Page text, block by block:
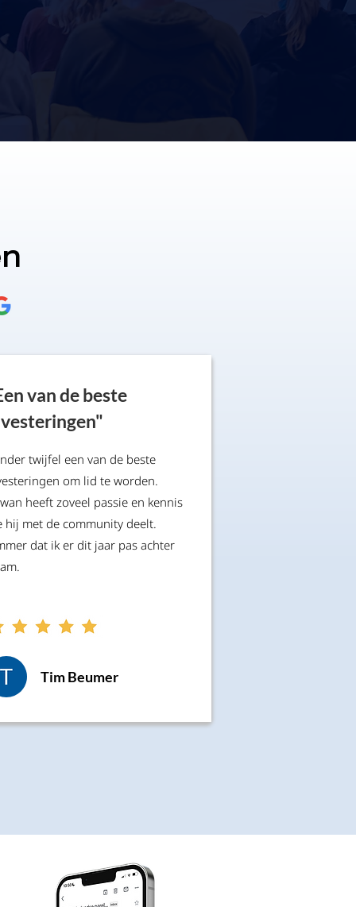
van de beste
twijfel een van de beste
om lid te worden.
heeft zoveel passie en kennis
hij met de community deelt.
dat ik er dit jaar pas achter
Tim Beumer